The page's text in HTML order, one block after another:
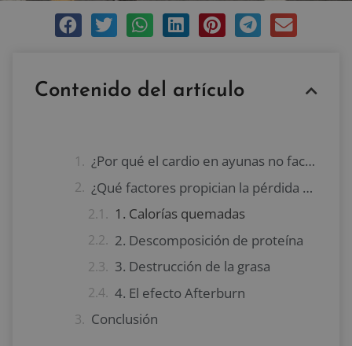
Contenido del artículo
¿Por qué el cardio en ayunas no facilita la pérdida de grasa?
¿Qué factores propician la pérdida de grasa?
1. Calorías quemadas
2. Descomposición de proteína
3. Destrucción de la grasa
4. El efecto Afterburn
Conclusión